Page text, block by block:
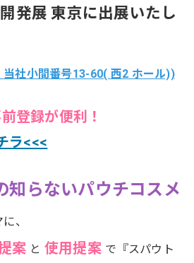
発展 東京に出展いたし
社小間番号13-60( 西2 ホール))
登録が便利！
ラ<<<
知らないパウチコスメ
、
案 と 使用提案 で『スパウト